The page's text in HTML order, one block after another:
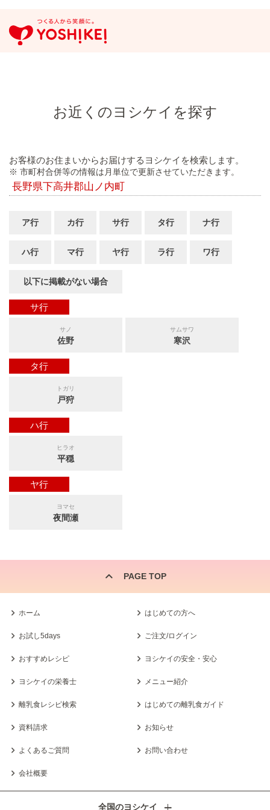
お近くのヨシケイを探す
お客様のお住まいからお届けするヨシケイを検索します。
※ 市町村合併等の情報は月単位で更新させていただきます。
長野県下高井郡山ノ内町
ア行 カ行 サ行 タ行 ナ行
ハ行 マ行 ヤ行 ラ行 ワ行
以下に掲載がない場合
サ行
サノ
佐野
サムサワ
寒沢
タ行
トガリ
戸狩
ハ行
ヒラオ
平穏
ヤ行
ヨマセ
夜間瀬
PAGE TOP
ホーム はじめての方へ
お試し5days ご注文/ログイン
おすすめレシピ ヨシケイの安全・安心
ヨシケイの栄養士 メニュー紹介
離乳食レシピ検索 はじめての離乳食ガイド
資料請求 お知らせ
よくあるご質問 お問い合わせ
会社概要
全国のヨシケイ